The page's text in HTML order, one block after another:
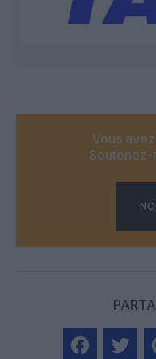
Vous
Soutenez-